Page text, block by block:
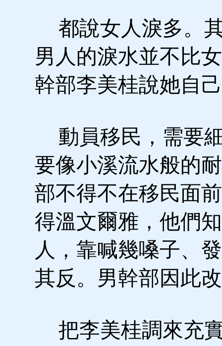
都說女人淚多。
男人的淚水並不比
幹部李美桂說她自
動員移民，需要
要像小溪流水般的
部不得不在移民面
得溫文爾雅，他們
人，靠喊幾嗓子、
其反。男幹部因此
把李美桂調來充